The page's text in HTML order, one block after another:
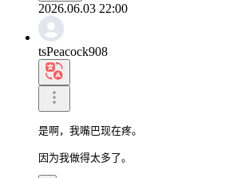
2026.06.03 22:00
tsPeacock908
是啊，我嘴巴现在疼。
因为我做得太多了。